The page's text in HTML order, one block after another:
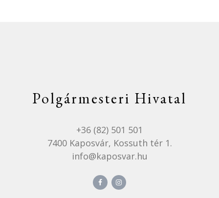
Polgármesteri Hivatal
+36 (82) 501 501
7400 Kaposvár, Kossuth tér 1.
info@kaposvar.hu